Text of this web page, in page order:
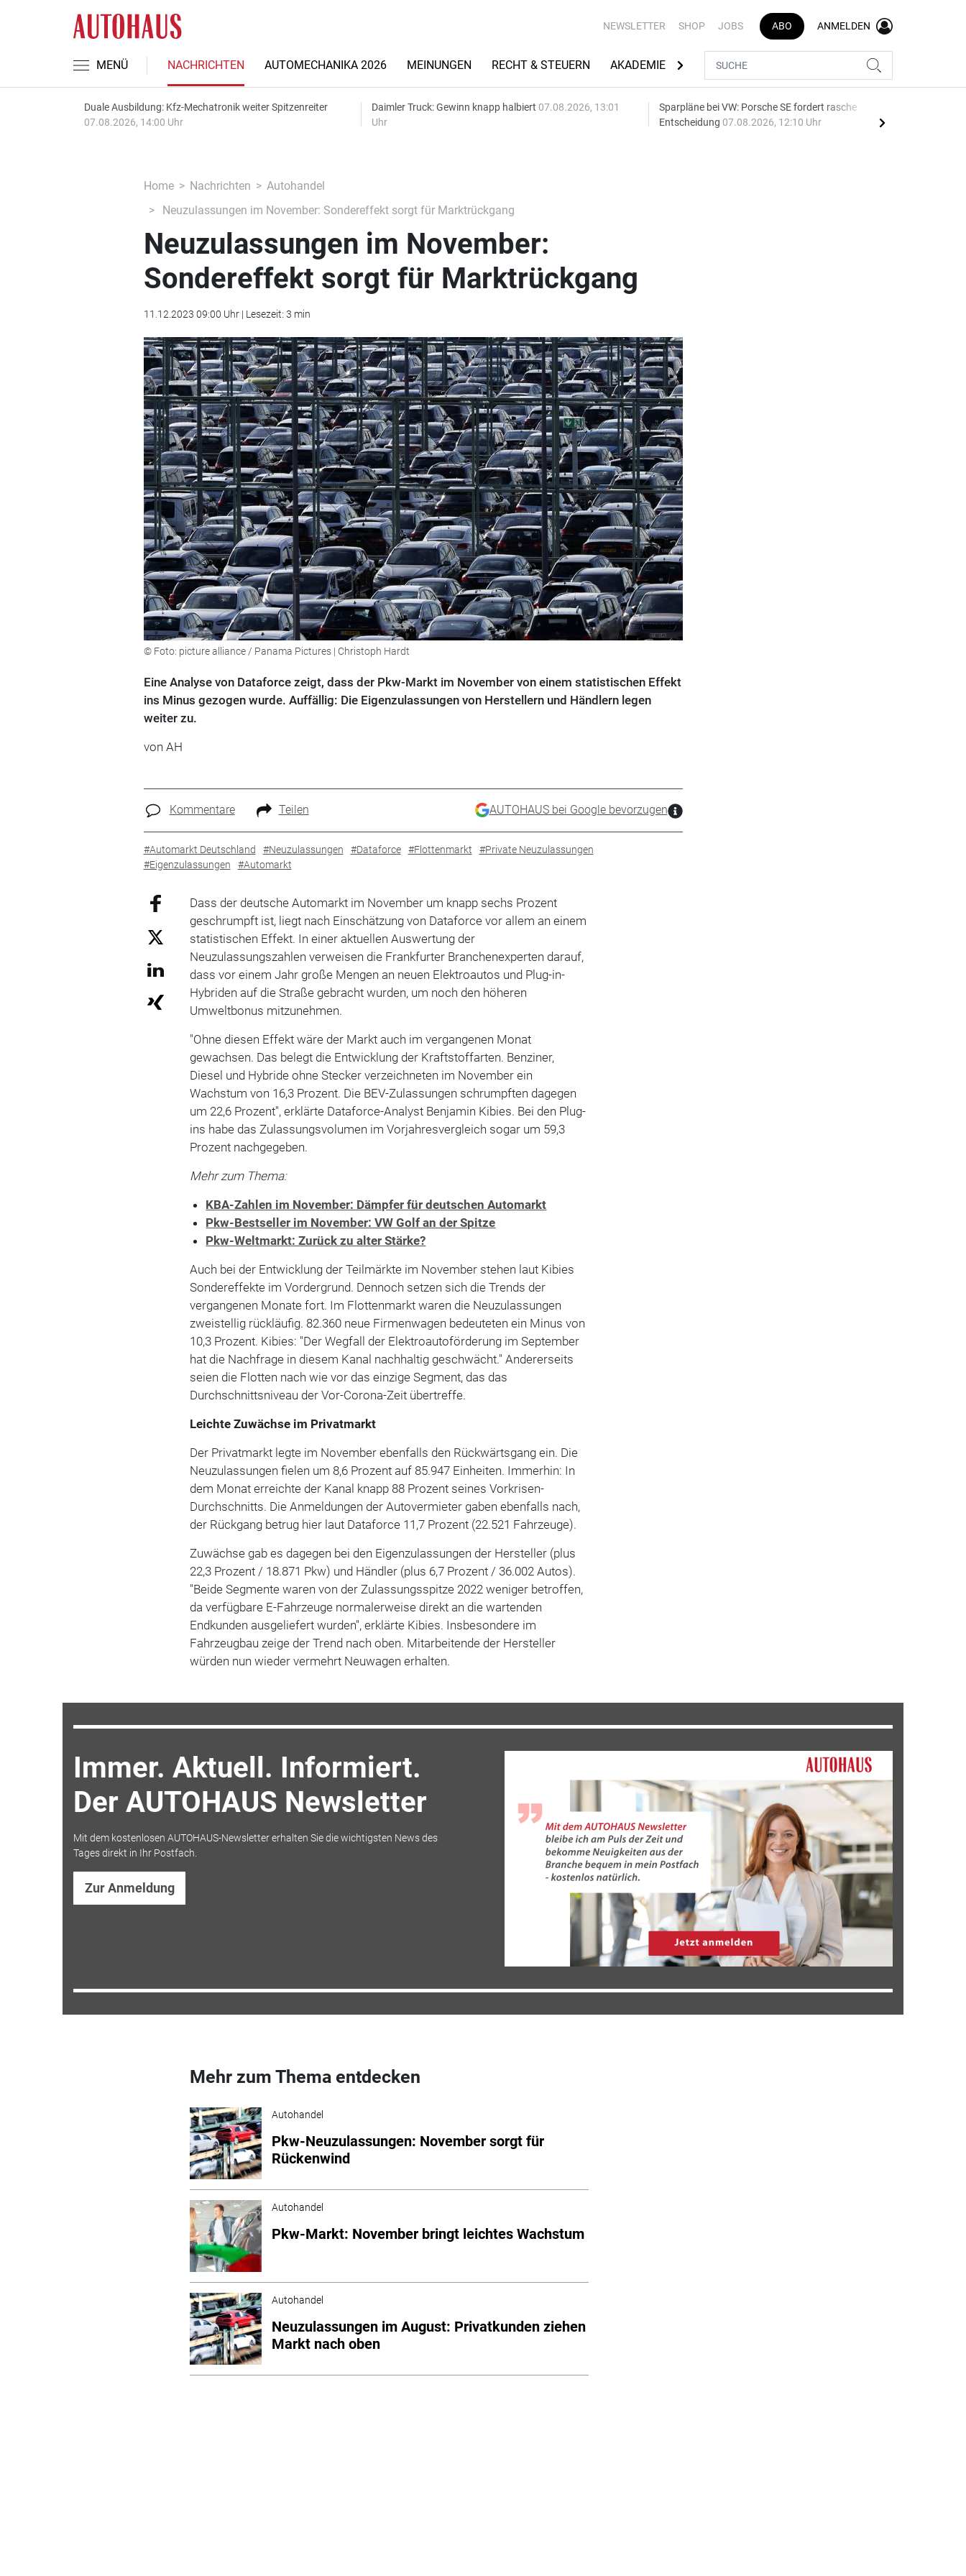
NEWSLETTER SHOP JOBS ABO ANMELDEN
MENÜ NACHRICHTEN AUTOMECHANIKA 2026 MEINUNGEN RECHT & STEUERN AKADEMIE AUTOMARKEN
Duale Ausbildung: Kfz-Mechatronik weiter Spitzenreiter
07.08.2026, 14:00 Uhr
Daimler Truck: Gewinn knapp halbiert 07.08.2026, 13:01
Uhr
Sparpläne bei VW: Porsche SE fordert rasche
Entscheidung 07.08.2026, 12:10 Uhr
Home Nachrichten
Autohandel
Neuzulassungen im November: Sondereffekt sorgt für Marktrückgang
Neuzulassungen im November:
Sondereffekt sorgt für Marktrückgang
11.12.2023 09:00 Uhr | Lesezeit: 3 min
© Foto: picture alliance / Panama Pictures | Christoph Hardt
Eine Analyse von Dataforce zeigt, dass der Pkw-Markt im November von einem statistischen Effekt
ins Minus gezogen wurde. Auffällig: Die Eigenzulassungen von Herstellern und Händlern legen
weiter zu.
von AH
Kommentare Teilen AUTOHAUS bei Google bevorzugen
#Automarkt Deutschland #Neuzulassungen #Dataforce #Flottenmarkt
#Private Neuzulassungen
#Eigenzulassungen
#Automarkt
Dass der deutsche Automarkt im November um knapp sechs Prozent
geschrumpft ist, liegt nach Einschätzung von Dataforce vor allem an einem
statistischen Effekt. In einer aktuellen Auswertung der
Neuzulassungszahlen verweisen die Frankfurter Branchenexperten darauf,
dass vor einem Jahr große Mengen an neuen Elektroautos und Plug-in-
Hybriden auf die Straße gebracht wurden, um noch den höheren
Umweltbonus mitzunehmen.
"Ohne diesen Effekt wäre der Markt auch im vergangenen Monat
gewachsen. Das belegt die Entwicklung der Kraftstoffarten. Benziner,
Diesel und Hybride ohne Stecker verzeichneten im November ein
Wachstum von 16,3 Prozent. Die BEV-Zulassungen schrumpften dagegen
um 22,6 Prozent", erklärte Dataforce-Analyst Benjamin Kibies. Bei den Plug-
ins habe das Zulassungsvolumen im Vorjahresvergleich sogar um 59,3
Prozent nachgegeben.
Mehr zum Thema:
KBA-Zahlen im November: Dämpfer für deutschen Automarkt
Pkw-Bestseller im November: VW Golf an der Spitze
Pkw-Weltmarkt: Zurück zu alter Stärke?
Auch bei der Entwicklung der Teilmärkte im November stehen laut Kibies
Sondereffekte im Vordergrund. Dennoch setzen sich die Trends der
vergangenen Monate fort. Im Flottenmarkt waren die Neuzulassungen
zweistellig rückläufig. 82.360 neue Firmenwagen bedeuteten ein Minus von
10,3 Prozent. Kibies: "Der Wegfall der Elektroautoförderung im September
hat die Nachfrage in diesem Kanal nachhaltig geschwächt." Andererseits
seien die Flotten nach wie vor das einzige Segment, das das
Durchschnittsniveau der Vor-Corona-Zeit übertreffe.
Leichte Zuwächse im Privatmarkt
Der Privatmarkt legte im November ebenfalls den Rückwärtsgang ein. Die
Neuzulassungen fielen um 8,6 Prozent auf 85.947 Einheiten. Immerhin: In
dem Monat erreichte der Kanal knapp 88 Prozent seines Vorkrisen-
Durchschnitts. Die Anmeldungen der Autovermieter gaben ebenfalls nach,
der Rückgang betrug hier laut Dataforce 11,7 Prozent (22.521 Fahrzeuge).
Zuwächse gab es dagegen bei den Eigenzulassungen der Hersteller (plus
22,3 Prozent / 18.871 Pkw) und Händler (plus 6,7 Prozent / 36.002 Autos).
"Beide Segmente waren von der Zulassungsspitze 2022 weniger betroffen,
da verfügbare E-Fahrzeuge normalerweise direkt an die wartenden
Endkunden ausgeliefert wurden", erklärte Kibies. Insbesondere im
Fahrzeugbau zeige der Trend nach oben. Mitarbeitende der Hersteller
würden nun wieder vermehrt Neuwagen erhalten.
Immer. Aktuell. Informiert.
Der AUTOHAUS Newsletter
Mit dem kostenlosen AUTOHAUS-Newsletter erhalten Sie die wichtigsten News des
Tages direkt in Ihr Postfach.
Zur Anmeldung
Mehr zum Thema entdecken
Autohandel
Pkw-Neuzulassungen: November sorgt für
Rückenwind
Autohandel
Pkw-Markt: November bringt leichtes Wachstum
Autohandel
Neuzulassungen im August: Privatkunden ziehen
Markt nach oben